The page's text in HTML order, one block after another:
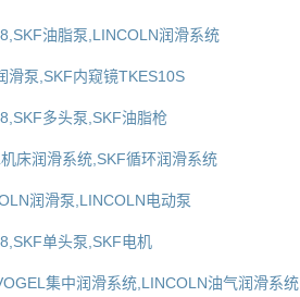
油脂泵,LINCOLN润滑系统
滑泵,SKF内窥镜TKES10S
多头泵,SKF油脂枪
床润滑系统,SKF循环润滑系统
润滑泵,LINCOLN电动泵
单头泵,SKF电机
集中润滑系统,LINCOLN油气润滑系统